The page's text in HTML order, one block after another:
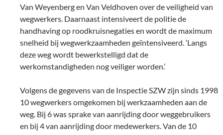
Van Weyenberg en Van Veldhoven over de veiligheid van
wegwerkers. Daarnaast intensiveert de politie de
handhaving op roodkruisnegaties en wordt de maximum
snelheid bij wegwerkzaamheden geïntensiveerd. ‘Langs
deze weg wordt bewerkstelligd dat de
werkomstandigheden nog veiliger worden.’
Volgens de gegevens van de Inspectie SZW zijn sinds 1998
10 wegwerkers omgekomen bij werkzaamheden aan de
weg. Bij 6 was sprake van aanrijding door weggebruikers
en bij 4 van aanrijding door medewerkers. Van de 10